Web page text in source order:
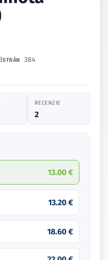
STRÁN 384
RECENZIE
2
13.00 €
13.20 €
18.60 €